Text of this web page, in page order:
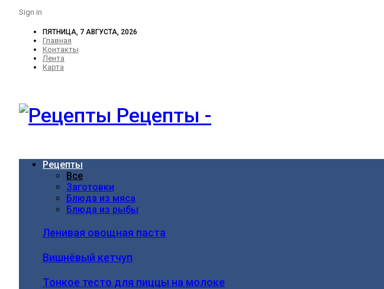
Sign in
ПЯТНИЦА, 7 АВГУСТА, 2026
Главная
Контакты
Лента
Карта
Рецепты -
Рецепты
Все
Заготовки
Блюда из мяса
Блюда из рыбы
Ленивая овощная паста
Вишнёвый кетчуп
Тонкое тесто для пиццы на молоке